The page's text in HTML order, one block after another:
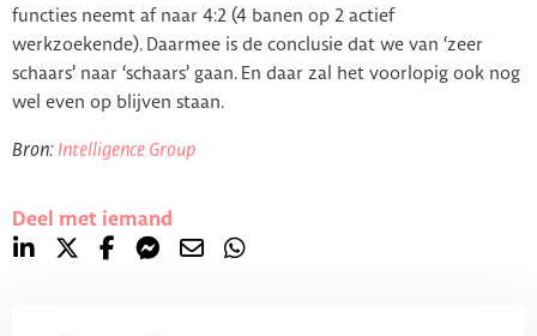
functies neemt af naar 4:2 (4 banen op 2 actief
werkzoekende). Daarmee is de conclusie dat we van ‘zeer
schaars’ naar ‘schaars’ gaan. En daar zal het voorlopig ook nog
wel even op blijven staan.
Bron: Intelligence Group
Deel met iemand